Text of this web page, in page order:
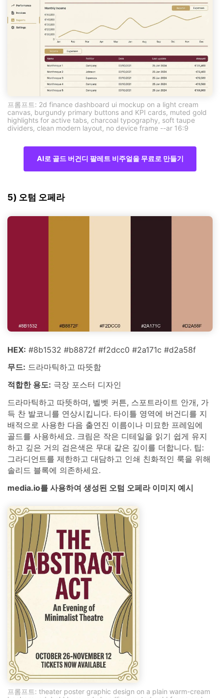
프롬프트: 2d finance dashboard ui mockup on a light cream
canvas, burgundy primary buttons and KPI cards, muted gold
highlights for active tabs, charcoal typography, soft taupe
dividers, clean modern layout, no device frame --ar 16:9
AI로 골드 버건디 팔레트 비주얼을 무료로 만들기
5) 오텀 오페라
HEX: #8b1532 #b8872f #f2dcc0 #2a171c #d2a58f
무드: 드라마틱하고 따뜻함
적합한 용도: 극장 포스터 디자인
드라마틱하고 따뜻하며, 벨벳 커튼, 스포트라이트 안개, 가
득 찬 발코니를 연상시킵니다. 타이틀 영역에 버건디를 지
배적으로 사용한 다음 출연진 이름이나 미묘한 프레임에
골드를 사용하세요. 크림은 작은 디테일을 읽기 쉽게 유지
하고 깊은 거의 검은색은 무대 같은 깊이를 더합니다. 팁:
그라디언트를 제한하고 대담하고 인쇄 친화적인 룩을 위해
솔리드 블록에 의존하세요.
media.io를 사용하여 생성된 오텀 오페라 이미지 예시
프롬프트: theater poster graphic design on a plain warm-cream